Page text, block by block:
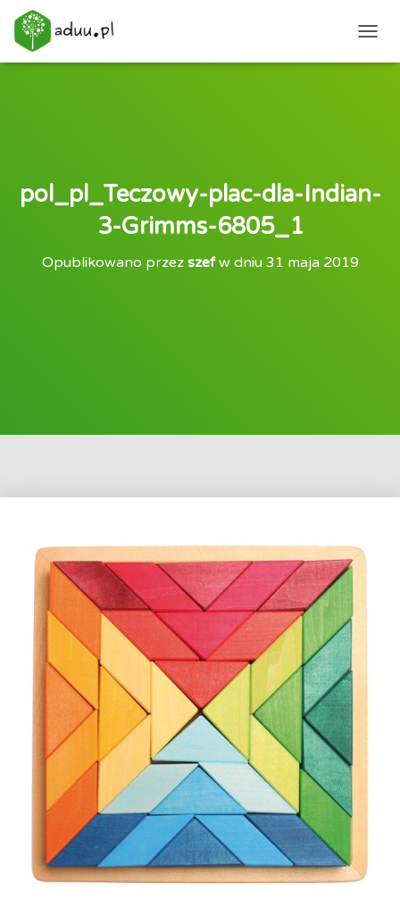
pol_pl_Teczowy-plac-dla-Indian-
3-Grimms-6805_1
Opublikowano przez szefw dniu 31 maja 2019